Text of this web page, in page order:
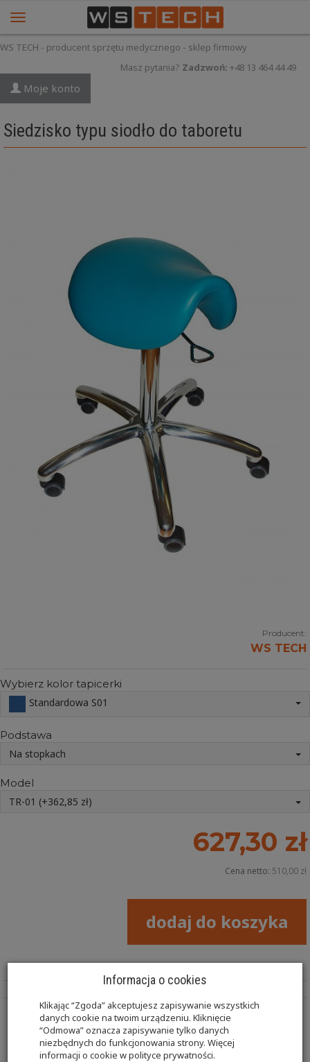
WS TECH - producent sprzętu medycznego - sklep firmowy
Masz pytania? Zadzwoń: +48 13 464 44 49
Moje konto
Siedzisko typu siodło do taboretu
Producent:
WS TECH
Wybierz kolor tapicerki
Standardowa S01
Podstawa
Na stopkach
Model
TR-01 (+362,85 zł)
627,30 zł
Cena netto: 510,00 zł
dodaj do koszyka
Taborety posiadają wygodne tapicerowane siedzisko i
stabilną podstawę do wyboru plastikową lub
Informacja o cookies
Klikając “Zgoda” akceptujesz zapisywanie wszystkich
danych cookie na twoim urządzeniu. Kliknięcie
“Odmowa” oznacza zapisywanie tylko danych
niezbędnych do funkcjonowania strony. Więcej
informacji o cookie wpolityce prywatności.